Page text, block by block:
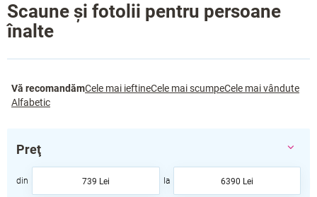
Scaune și fotolii pentru persoane
înalte
e
l
Vă recomandămCele mai ieftineCele mai scumpeCele mai vândute
Alfabetic
Preţ
739 Lei 6390 Lei